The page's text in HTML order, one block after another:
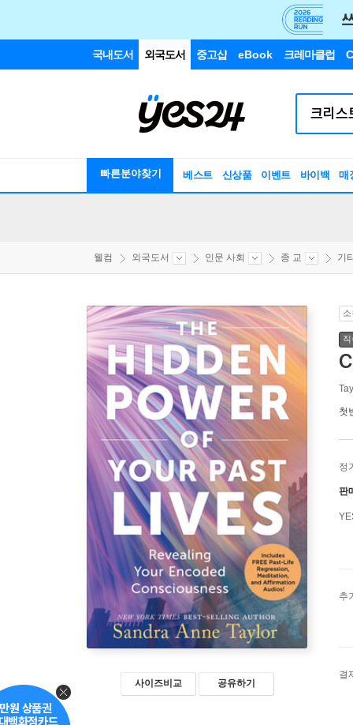
국내도서 외국도서 중고샵 eBook 크레마클럽
빠른분야찾기 베스트 신상품 이벤트 바이백 매
웰컴 외국도서 인문 사회 종 교 기
사이즈비교 공유하기
첫
정
판
추
결